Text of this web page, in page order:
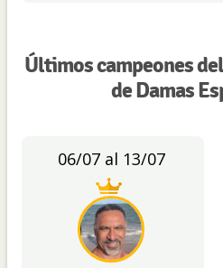
Últimos campeones
de Damas
06/07 al 13/07